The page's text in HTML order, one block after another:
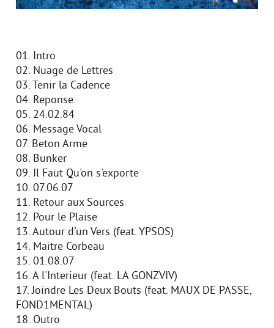
01. Intro
02. Nuage de Lettres
03. Tenir la Cadence
04. Reponse
05. 24.02.84
06. Message Vocal
07. Beton Arme
08. Bunker
09. Il Faut Qu'on s'exporte
10. 07.06.07
11. Retour aux Sources
12. Pour le Plaise
13. Autour d'un Vers (feat. YPSOS)
14. Maitre Corbeau
15. 01.08.07
16. A l'Interieur (feat. LA GONZVIV)
17. Joindre Les Deux Bouts (feat. MAUX DE PASSE,
FOND1MENTAL)
18. Outro